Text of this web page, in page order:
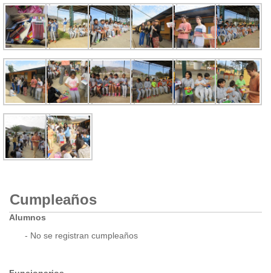
Cumpleaños
Alumnos
- No se registran cumpleaños